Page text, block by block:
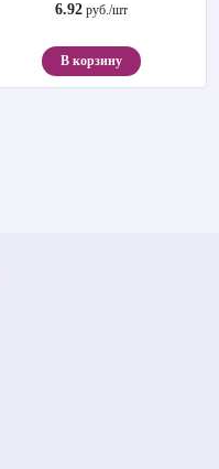
6.92руб./шт
В корзину